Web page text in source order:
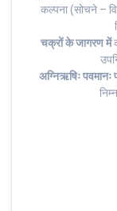
कल्पना (सोचने –
चक्रों के जागरण में
अग्निऋषिः पवमानः